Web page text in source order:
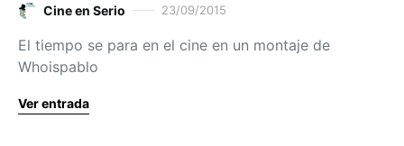
Cine en Serio 23/09/2015
El tiempo se para en el cine en un montaje de
Whoispablo
Ver entrada